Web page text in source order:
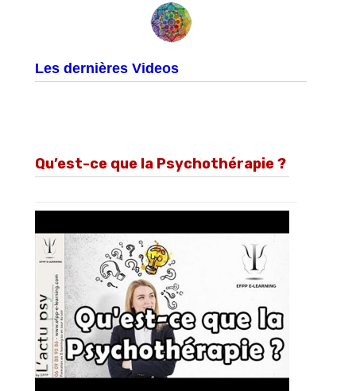
Les dernières Videos
Qu’est-ce que la Psychothérapie ?